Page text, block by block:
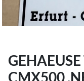
CMX500